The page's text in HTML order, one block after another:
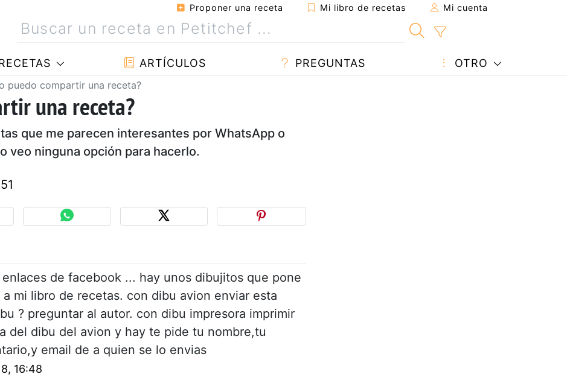
Proponer una receta Mi libro de recetas Mi cuenta
ARTÍCULOS PREGUNTAS OTRO
puedo compartir una receta?
una receta?
que me parecen interesantes por WhatsApp o
veo ninguna opción para hacerlo.
de facebook ... hay unos dibujitos que pone
mi libro de recetas. con dibu avion enviar esta
? preguntar al autor. con dibu impresora imprimir
del dibu del avion y hay te pide tu nombre,tu
email de a quien se lo envias
16:48